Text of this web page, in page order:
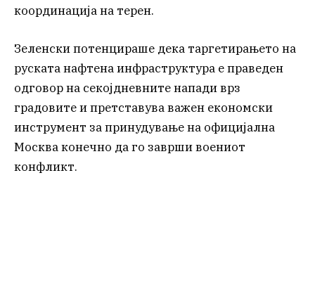
координација на терен.
Зеленски потенцираше дека таргетирањето на
руската нафтена инфраструктура е праведен
одговор на секојдневните напади врз
градовите и претставува важен економски
инструмент за принудување на официјална
Москва конечно да го заврши воениот
конфликт.